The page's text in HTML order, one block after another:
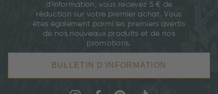
d'information, vous recevez 5 € de
réduction sur votre premier achat. Vous
êtes également parmi les premiers avertis
de nos nouveaux produits et de nos
promotions.
BULLETIN D'INFORMATION